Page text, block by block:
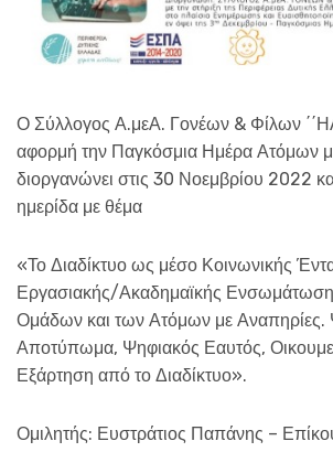
Ο Σύλλογος Α.μεΑ. Γονέων & Φίλων
αφορμή την Παγκόσμια Ημέρα Ατόμων
διοργανώνει στις 30 Νοεμβρίου 2022
ημερίδα με θέμα
«Το Διαδίκτυο ως μέσο Κοινωνικής
Εργασιακής/Ακαδημαϊκής
Ομάδων και των Ατόμων με Αναπηρίες.
Αποτύπωμα, Ψηφιακός Εαυτός,
Εξάρτηση από το Διαδίκτυο».
Ομιλητής: Ευστράτιος Παπάνης –